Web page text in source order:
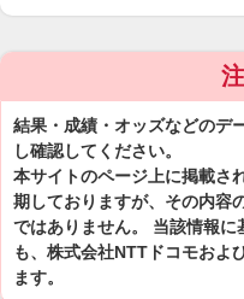
結果・成績・オッズなどのデ
し確認してください。
本サイトのページ上に掲載さ
期しておりますが、その内容
ではありません。 当該情報
も、株式会社NTTドコモおよ
ます。